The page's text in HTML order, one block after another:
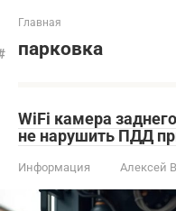
Главная
парковка
WiFi камера
не нарушить ПДД
Информация Алексей